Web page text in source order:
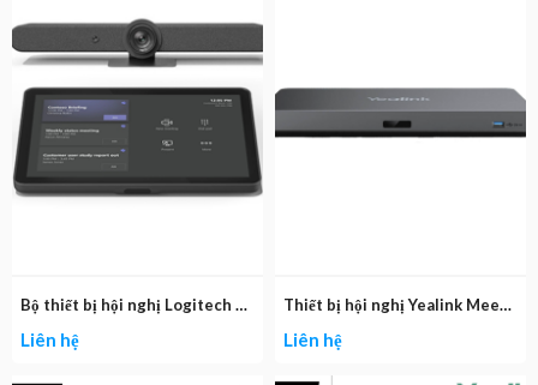
Bộ thiết bị hội nghị Logitech Rally Bar + Tap IP
Liên hệ
Thiết bị hội nghị Yealink MeetingEye 500 (M500)
Liên hệ